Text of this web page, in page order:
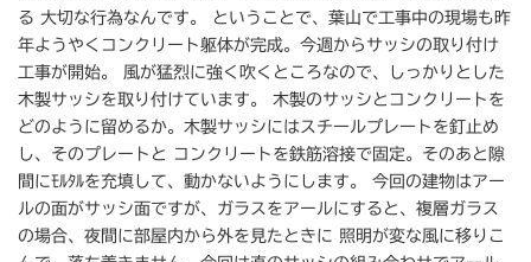
る 大切な行為なんです。 ということで、葉山で工事中の現場も昨
年ようやくコンクリート躯体が完成。今週からサッシの取り付け
工事が開始。 風が猛烈に強く吹くところなので、しっかりとした
木製サッシを取り付けています。 木製のサッシとコンクリートを
どのように留めるか。木製サッシにはスチールプレートを釘止め
し、そのプレートと コンクリートを鉄筋溶接で固定。そのあと隙
間にﾓﾙﾀﾙを充填して、動かないようにします。 今回の建物はアー
ルの面がサッシ面ですが、ガラスをアールにすると、複層ガラス
の場合、夜間に部屋内から外を見たときに 照明が変な風に移りこ